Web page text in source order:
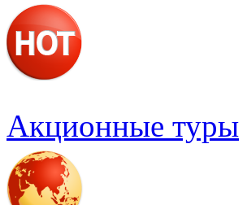
Акционные туры